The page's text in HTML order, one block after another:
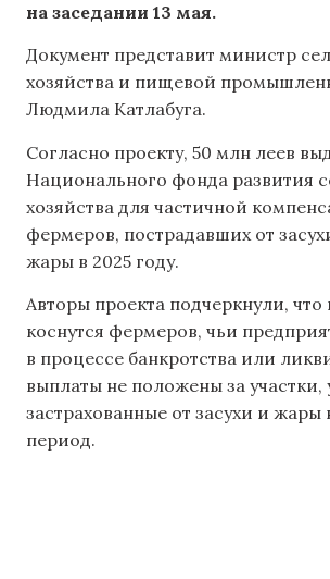
на заседании 13 мая.
Документ представит министр
хозяйства и пищевой
Людмила Катлабуга.
Согласно проекту, 50 млн леев
Национального фонда развития
хозяйства для частичной
фермеров, пострадавших от
жары в 2025 году.
Авторы проекта подчеркнули,
коснутся фермеров, чьи
в процессе банкротства или
выплаты не положены за участки,
застрахованные от засухи и жары
период.